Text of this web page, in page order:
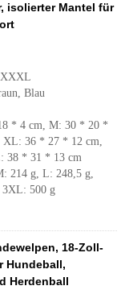
isolierter Mantel für
Blau
* 4 cm, M: 30 * 20 *
XL: 36 * 27 * 12 cm,
38 * 31 * 13 cm
214 g, L: 248,5 g,
500 g
18-Zoll-
Hundeball,
Herdenball